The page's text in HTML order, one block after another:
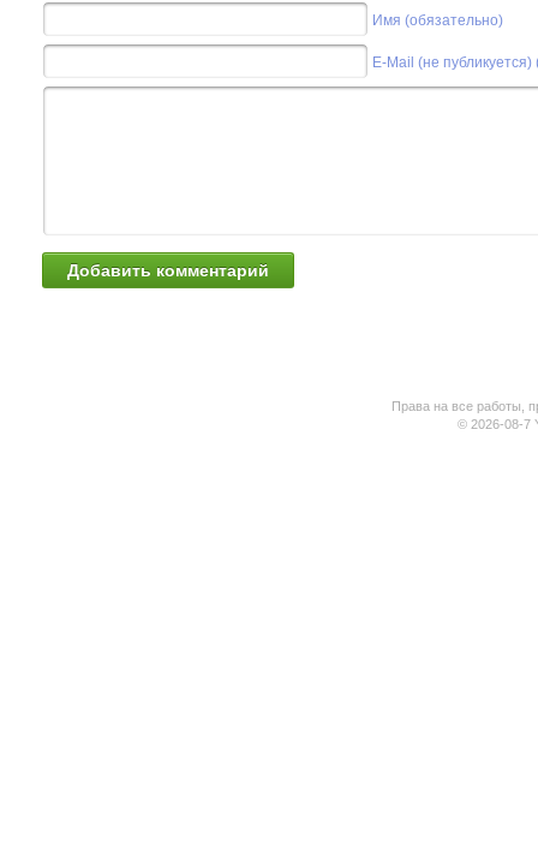
Имя (обязательно)
E-Mail (не
Права на все работы,
© 2026-08-7